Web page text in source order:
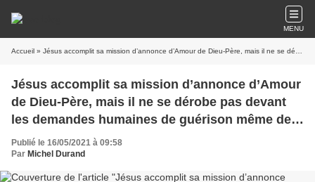
MENU
Accueil » Jésus accomplit sa mission d’annonce d’Amour de Dieu-Père, mais il ne se dérobe pas devant les demandes humaines de guérison même des non Juifs
Jésus accomplit sa mission d’annonce d’Amour
de Dieu-Père, mais il ne se dérobe pas devant
les demandes humaines de guérison même des
non Juifs
Publié le 16/05/2021 à 09:58
Par Michel Durand